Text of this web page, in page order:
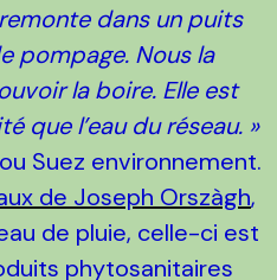
dans un puits
pompage. Nous la
la boire. Elle est
que l’eau du réseau. »
Suez environnement.
de Joseph Orszàgh,
de pluie, celle-ci est
phytosanitaires